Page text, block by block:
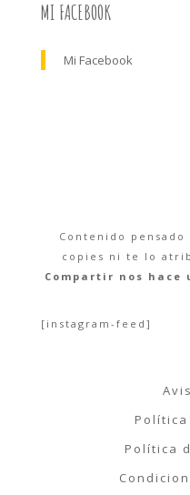
MI FACEBOOK
Mi Facebook
Contenido
copies ni te lo
Compartir nos hace
[instagram-feed]
Política